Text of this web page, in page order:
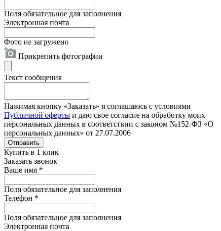
Поля обязательное для заполнения
Электронная почта
Фото не загружено
Прикрепить фотографии
Текст сообщения
Нажимая кнопку «Заказать» я соглашаюсь с условиями
Публичной оферты и даю свое согласие на обработку моих
персональных данных в соответствии с законом №152-ФЗ «О
персональных данных» от 27.07.2006
Отправить
Купить в 1 клик
Заказать звонок
Ваше имя *
Поля обязательное для заполнения
Телефон *
Поля обязательное для заполнения
Электронная почта